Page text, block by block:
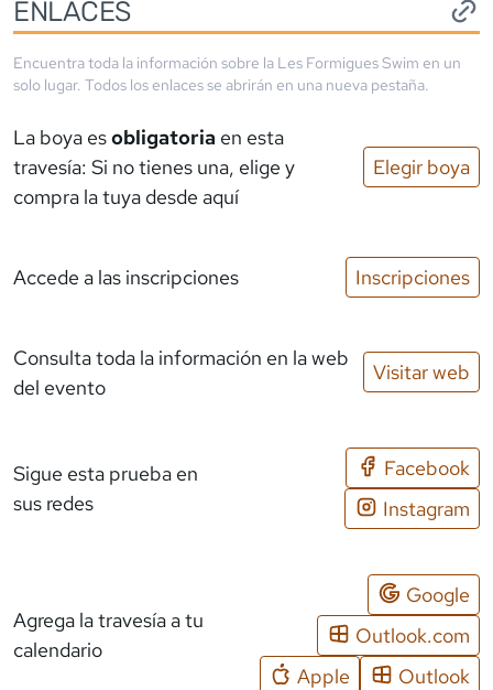
ENLACES
Encuentra toda la información sobre la Les Formigues Swim en un
solo lugar. Todos los enlaces se abrirán en una nueva pestaña.
La boya esobligatoria en esta
travesía: Si no tienes una, elige y
compra la tuya desde aquí
Elegir boya
Accede a las inscripciones Inscripciones
Consulta toda la información en la web
del evento
Visitar web
Sigue esta prueba en
sus redes
Facebook
Instagram
Agrega la travesía a tu
calendario
Google
Outlook.com
Apple
Outlook